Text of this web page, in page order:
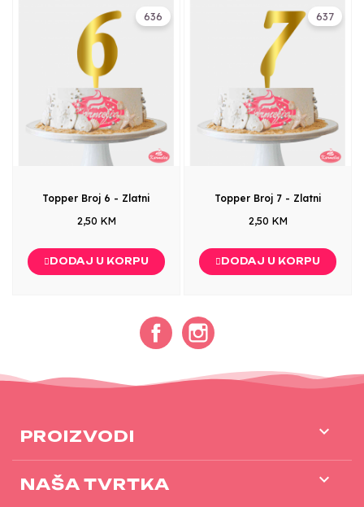
636
Topper Broj 6 - Zlatni
2,50 KM
DODAJ U KORPU
637
Topper Broj 7 - Zlatni
2,50 KM
DODAJ U KORPU
Facebook
PROIZVODI 
NAŠA TVRTKA 